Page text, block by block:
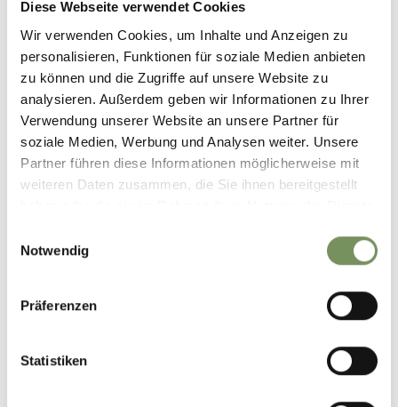
Diese Webseite verwendet Cookies
Wir verwenden Cookies, um Inhalte und Anzeigen zu
personalisieren, Funktionen für soziale Medien anbieten
zu können und die Zugriffe auf unsere Website zu
analysieren. Außerdem geben wir Informationen zu Ihrer
Verwendung unserer Website an unsere Partner für
soziale Medien, Werbung und Analysen weiter. Unsere
Partner führen diese Informationen möglicherweise mit
weiteren Daten zusammen, die Sie ihnen bereitgestellt
Notwendig
Präferenzen
Statistiken
Höchster Punkt 666 m
GPX-DATEN DOWNLOADEN
Tourismusverein
Passeiertal
Passeier